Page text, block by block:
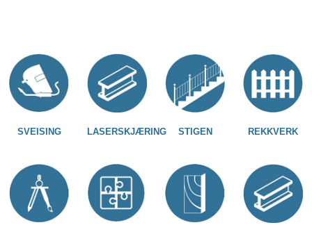
SVEISING LASERSKJÆRING STIGEN REKKVERK